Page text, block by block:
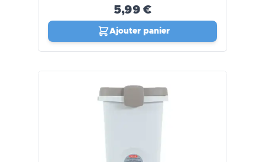
5,99 €
Ajouter panier